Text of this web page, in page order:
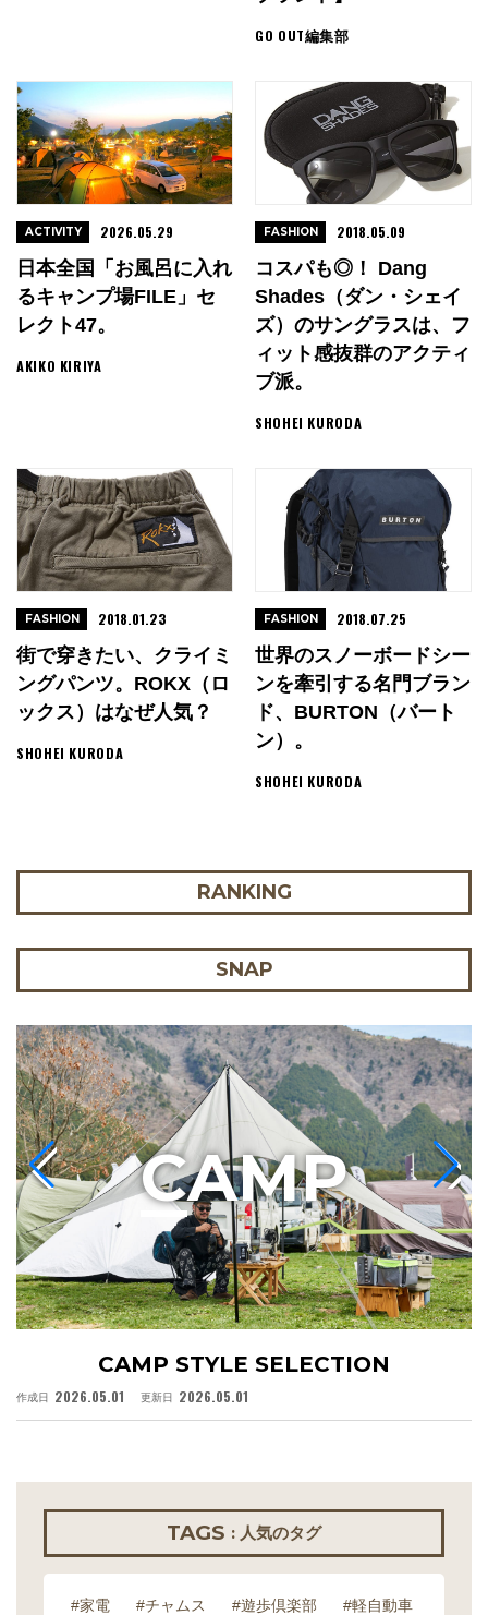
GO OUT編集部
日本全国「お風呂に入れ
るキャンプ場FILE」セ
レクト47。
AKIKO KIRIYA
ACTIVITY 2026.05.29
コスパも◎！ Dang
Shades（ダン・シェイ
ズ）のサングラスは、フ
ィット感抜群のアクティ
ブ派。
SHOHEI KURODA
FASHION 2018.05.09
街で穿きたい、クライミ
ングパンツ。ROKX（ロ
ックス）はなぜ人気？
SHOHEI KURODA
FASHION 2018.01.23
世界のスノーボードシー
ンを牽引する名門ブラン
ド、BURTON（バート
ン）。
SHOHEI KURODA
FASHION 2018.07.25
RANKING
SNAP
CAMP STYLE SELECTION
作成日 2026.05.01 更新日 2026.05.01
CAMP
TAGS : 人気のタグ
#家電 #チャムス #遊歩倶楽部
#軽自動車